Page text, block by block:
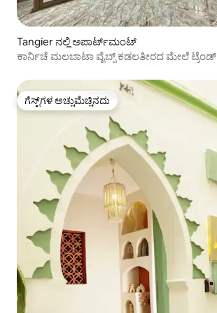
Tangier ನಲ್ಲಿ ಅಪಾರ್ಟ್‌ಮಂಟ್
ಕಾರ್ನಿಚೆ ಮಲಬಾಟಾ ವೈಬ್ಸ್ ಕಡಲತೀರದ ಮೇಲೆ ಟ್ರೆಂಡ್
ಗೆಸ್ಟ್‌ಗಳ ಅಚ್ಚುಮೆಚ್ಚಿನದು
ಗೆಸ್ಟ್‌ಗಳ ಅಚ್ಚುಮೆಚ್ಚಿನದು